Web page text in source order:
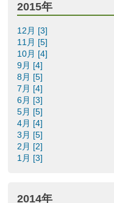
2015年
12月 [3]
11月 [5]
10月 [4]
9月 [4]
8月 [5]
7月 [4]
6月 [3]
5月 [5]
4月 [4]
3月 [5]
2月 [2]
1月 [3]
2014年